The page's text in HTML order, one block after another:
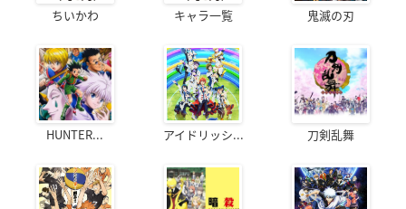
レディ ジュエルペッ
ルーア
桜Trick
最強銀河 究極(アル
トルスピリッツ～
ムゲン
ちいかわ キャラ一覧 鬼滅の刃
HUNTER... アイドリッシ... 刀剣乱舞